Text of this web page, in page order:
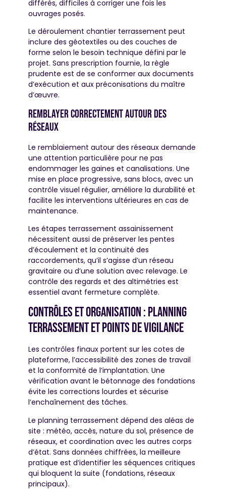
différés, difficiles à corriger une fois les
ouvrages posés.
Le déroulement chantier terrassement peut
inclure des géotextiles ou des couches de
forme selon le besoin technique défini par le
projet. Sans prescription fournie, la règle
prudente est de se conformer aux documents
d’exécution et aux préconisations du maître
d’œuvre.
Remblayer correctement autour des
réseaux
Le remblaiement autour des réseaux demande
une attention particulière pour ne pas
endommager les gaines et canalisations. Une
mise en place progressive, sans blocs, avec un
contrôle visuel régulier, améliore la durabilité et
facilite les interventions ultérieures en cas de
maintenance.
Les étapes terrassement assainissement
nécessitent aussi de préserver les pentes
d’écoulement et la continuité des
raccordements, qu’il s’agisse d’un réseau
gravitaire ou d’une solution avec relevage. Le
contrôle des regards et des altimétries est
essentiel avant fermeture complète.
Contrôles et organisation : planning
terrassement et points de vigilance
Les contrôles finaux portent sur les cotes de
plateforme, l’accessibilité des zones de travail
et la conformité de l’implantation. Une
vérification avant le bétonnage des fondations
évite les corrections lourdes et sécurise
l’enchaînement des tâches.
Le planning terrassement dépend des aléas de
site : météo, accès, nature du sol, présence de
réseaux, et coordination avec les autres corps
d’état. Sans données chiffrées, la meilleure
pratique est d’identifier les séquences critiques
qui bloquent la suite (fondations, réseaux
principaux).